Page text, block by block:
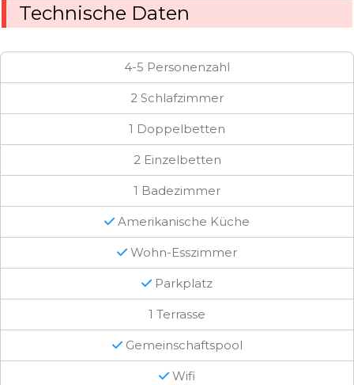
Technische Daten
4-5 Personenzahl
2 Schlafzimmer
1 Doppelbetten
2 Einzelbetten
1 Badezimmer
Amerikanische Küche
Wohn-Esszimmer
Parkplatz
1 Terrasse
Gemeinschaftspool
Wifi